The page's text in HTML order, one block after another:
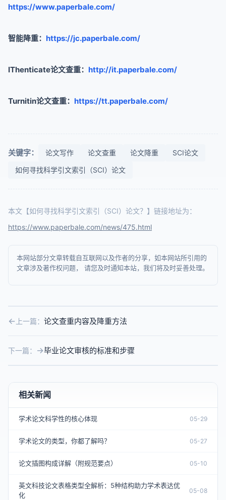
https://www.paperbale.com/
智能降重： https://jc.paperbale.com/
IThenticate论文查重： http://it.paperbale.com/
Turnitin论文查重： https://tt.paperbale.com/
关键字： 论文写作 论文查重 论文降重
SCI论文
如何寻找科学引文索引（SCI）论文
本文【如何寻找科学引文索引（SCI）论文？】链接地址为：
https://www.paperbale.com/news/475.html
本网站部分文章转载自互联网以及作者的分享，如本网站所引用的
文章涉及著作权问题， 请您及时通知本站，我们将及时妥善处理。
上一篇： 论文查重内容及降重方法
下一篇： 毕业论文审核的标准和步骤
相关新闻
学术论文科学性的核心体现 05-29
学术论文的类型，你都了解吗？ 05-27
论文插图构成详解（附规范要点） 05-10
英文科技论文表格类型全解析：5种结构助力学术表达优
化
05-08